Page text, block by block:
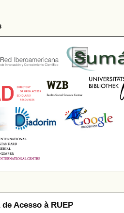
Acesso à RUEP